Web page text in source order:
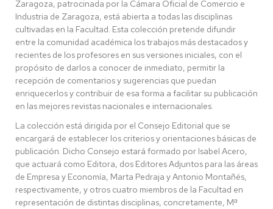
Zaragoza, patrocinada por la Cámara Oficial de Comercio e
Industria de Zaragoza, está abierta a todas las disciplinas
cultivadas en la Facultad. Esta colección pretende difundir
entre la comunidad académica los trabajos más destacados y
recientes de los profesores en sus versiones iniciales, con el
propósito de darlos a conocer de inmediato, permitir la
recepción de comentarios y sugerencias que puedan
enriquecerlos y contribuir de esa forma a facilitar su publicación
en las mejores revistas nacionales e internacionales.
La colección está dirigida por el Consejo Editorial que se
encargará de establecer los criterios y orientaciones básicas de
publicación. Dicho Consejo estará formado por Isabel Acero,
que actuará como Editora, dos Editores Adjuntos para las áreas
de Empresa y Economía, Marta Pedraja y Antonio Montañés,
respectivamente, y otros cuatro miembros de la Facultad en
representación de distintas disciplinas, concretamente, Mª